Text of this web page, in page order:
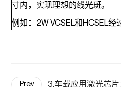
寸内，实现理想的线光斑。
例如：2W VCSEL和HCSEL经
Prev